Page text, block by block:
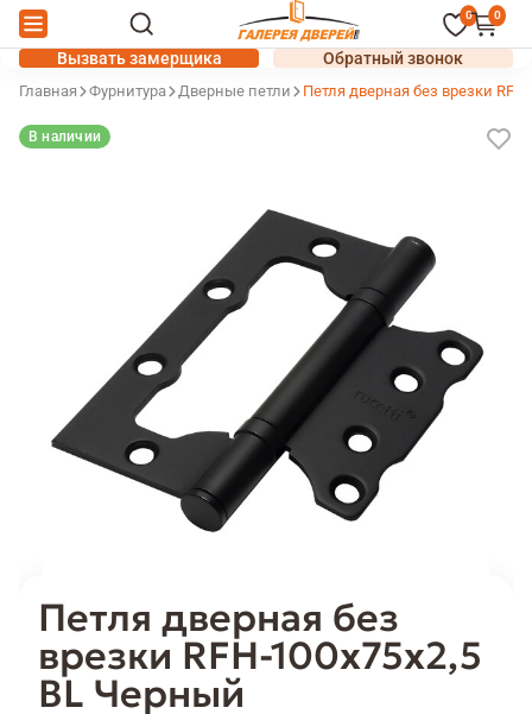
0 0
Вызвать замерщика Обратный звонок
Главная Фурнитура Дверные петли Петля дверная без врезки
Петля дверная без
врезки RFH-100x75x2,5
BL Черный
В наличии